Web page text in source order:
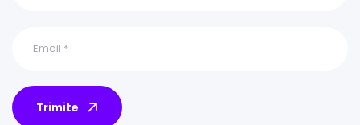
Trimite